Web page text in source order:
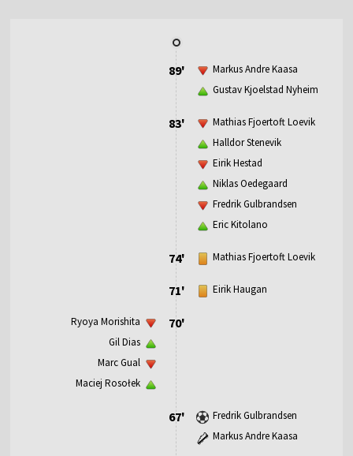
89'
Markus Andre Kaasa
Gustav Kjoelstad Nyheim
83'
Mathias Fjoertoft Loevik
Halldor Stenevik
Eirik Hestad
Niklas Oedegaard
Fredrik Gulbrandsen
Eric Kitolano
74' Mathias Fjoertoft Loevik
71' Eirik Haugan
70'
Ryoya Morishita
Gil Dias
Marc Gual
Maciej Rosołek
67'
Fredrik Gulbrandsen
Markus Andre Kaasa